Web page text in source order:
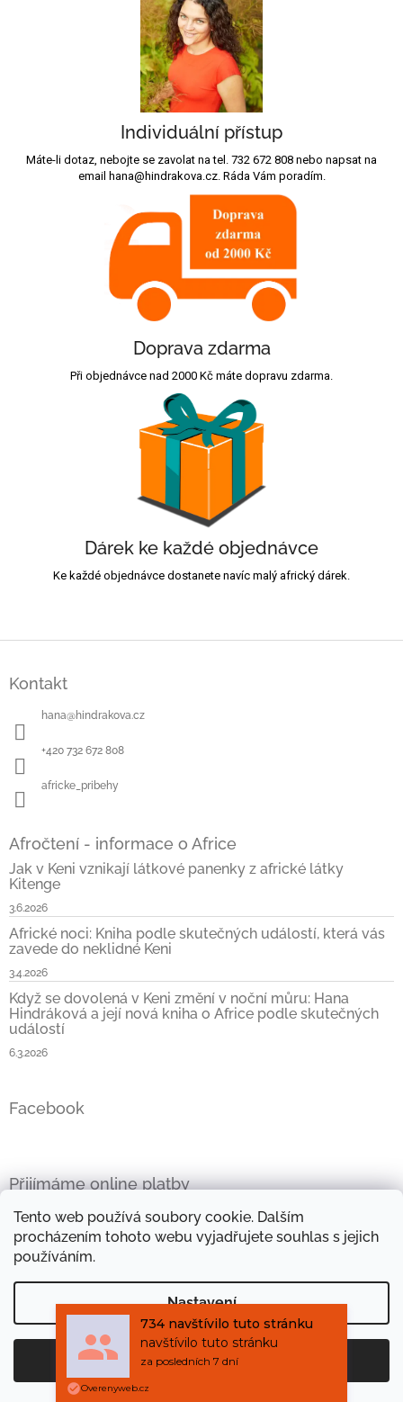
Tento web používá soubory cookie. Dalším
procházením tohoto webu vyjadřujete souhlas s jejich
používáním.
Nastavení
Souhlasím
Individuální přístup
Máte-li dotaz, nebojte se zavolat na tel. 732 672 808 nebo napsat na
email hana@hindrakova.cz. Ráda Vám poradím.
Doprava zdarma
Při objednávce nad 2000 Kč máte dopravu zdarma.
Dárek ke každé objednávce
Ke každé objednávce dostanete navíc malý africký dárek.
Kontakt
hana@hindrakova.cz
+420 732 672 808
africke_pribehy
Afročtení - informace o Africe
Jak v Keni vznikají látkové panenky z africké látky
Kitenge
3.6.2026
Africké noci: Kniha podle skutečných událostí, která vás
zavede do neklidné Keni
3.4.2026
Když se dovolená v Keni změní v noční můru: Hana
Hindráková a její nová kniha o Africe podle skutečných
událostí
6.3.2026
Facebook
Přijímáme online platby
Mini e-kniha zdarma
Objevte kouzlo afrických látek
Vytvořil Shoptet Copyright 2026 Africké příběhy
Mini e-kniha TAJEMNÝ PILOT zdarma
navštívilo tuto stránku
za posledních 7 dní
Overenyweb.cz